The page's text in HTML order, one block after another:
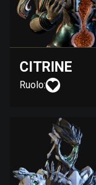
CITRINE
Ruolo: